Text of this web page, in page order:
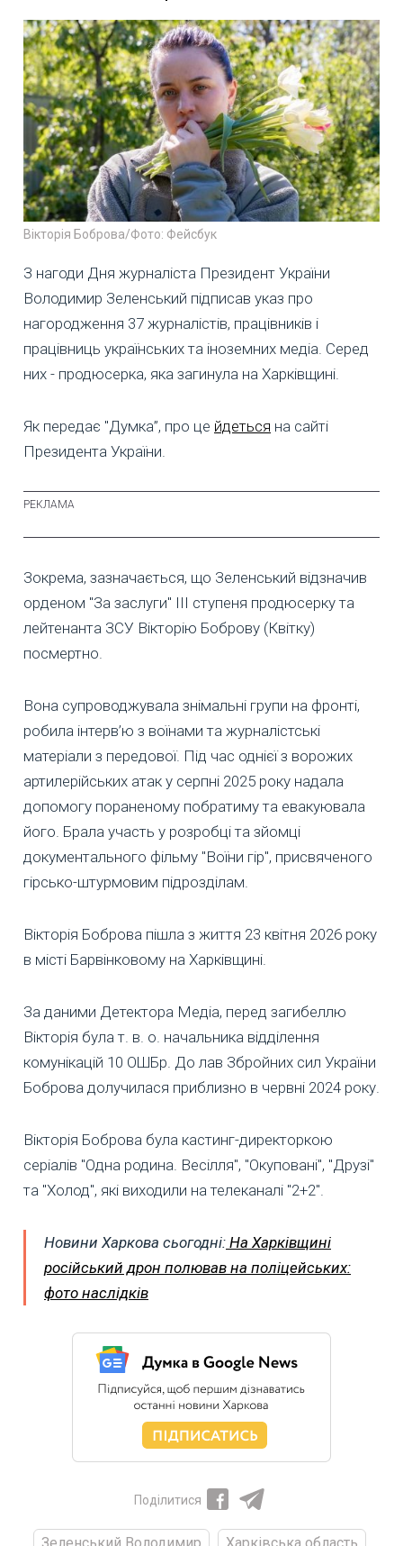
Вікторія Боброва/Фото: Фейсбук
З нагоди Дня журналіста Президент України
Володимир Зеленський підписав указ про
нагородження 37 журналістів, працівників і
працівниць українських та іноземних медіа. Серед
них - продюсерка, яка загинула на Харківщині.
Як передає "Думка”, про це йдеться на сайті
Президента України.
Зокрема, зазначається, що Зеленський відзначив
орденом "За заслуги" ІІІ ступеня продюсерку та
лейтенанта ЗСУ Вікторію Боброву (Квітку)
посмертно.
Вона супроводжувала знімальні групи на фронті,
робила інтерв’ю з воїнами та журналістські
матеріали з передової. Під час однієї з ворожих
артилерійських атак у серпні 2025 року надала
допомогу пораненому побратиму та евакуювала
його. Брала участь у розробці та зйомці
документального фільму "Воїни гір", присвяченого
гірсько-штурмовим підрозділам.
Вікторія Боброва пішла з життя 23 квітня 2026 року
в місті Барвінковому на Харківщині.
За даними Детектора Медіа, перед загибеллю
Вікторія була т. в. о. начальника відділення
комунікацій 10 ОШБр. До лав Збройних сил України
Боброва долучилася приблизно в червні 2024 року.
Вікторія Боброва була кастинг-директоркою
серіалів "Одна родина. Весілля", "Окуповані", "Друзі"
та "Холод", які виходили на телеканалі "2+2".
Новини Харкова сьогодні: На Харківщині
російський дрон полював на поліцейських:
фото наслідків
Поділитися